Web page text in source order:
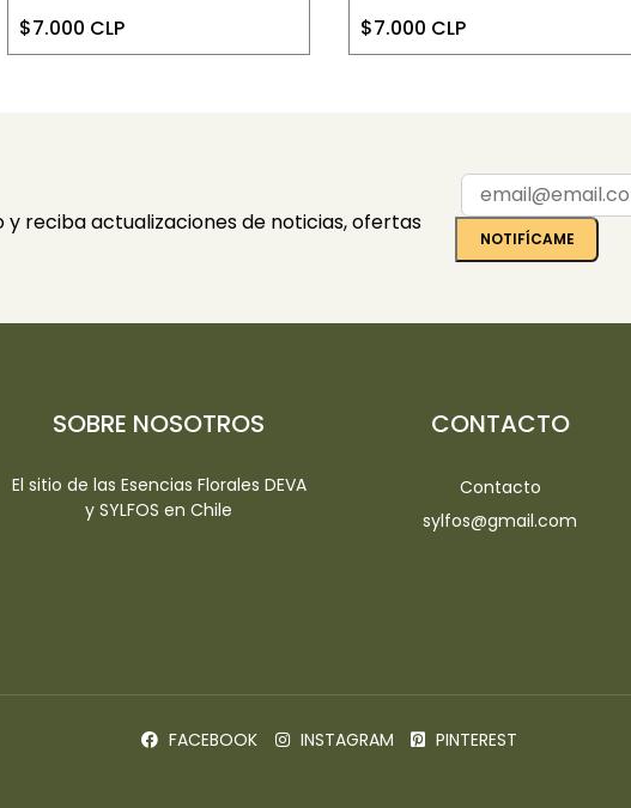
$7.000 CLP $7.000 CLP
reciba actualizaciones de noticias, ofertas
NOTIFÍCAME
SOBRE NOSOTROS
El sitio de las Esencias Florales DEVA
y SYLFOS en Chile
CONTACTO
Contacto
sylfos@gmail.com
FACEBOOK INSTAGRAM PINTEREST